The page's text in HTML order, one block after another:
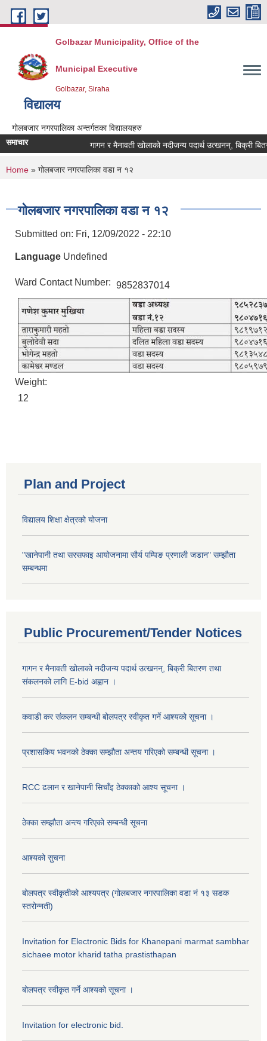
Skip to main content
Golbazar Municipality, Office of the
Municipal Executive
Golbazar, Siraha
विद्यालय
गोलबजार नगरपालिका अन्तर्गतका विद्यालयहरु
समाचार
गागन र मैनावती खोलाको नदीजन्य पदार्थ उत्खनन्, बिक्री
You are here
Home » गोलबजार नगरपालिका वडा न १२
गोलबजार नगरपालिका वडा न १२
Submitted on: Fri, 12/09/2022 - 22:10
Language Undefined
Ward Contact Number: 9852837014
Weight:
12
Plan and Project
विद्यालय शिक्षा क्षेत्रको योजना
"खानेपानी तथा सरसफाइ आयोजनामा सौर्य पम्पिङ प्रणाली जडान" सम्झौता
सम्बन्धमा
Public Procurement/Tender Notices
गागन र मैनावती खोलाको नदीजन्य पदार्थ उत्खनन्, बिक्री बितरण तथा
संकलनको लागि E-bid अह्वान ।
कवाडी कर संकलन सम्बन्धी बोलपत्र स्वीकृत गर्ने आश्यको सूचना ।
प्रशासकिय भवनको ठेक्का सम्झौता अन्तय गरिएको सम्बन्धी सूचना ।
RCC ढलान र खानेपानी सिचाँइ ठेक्काको आश्य सूचना ।
ठेक्का सम्झौता अन्त्य गरिएको सम्बन्धी सूचना
आश्यको सुचना
बोलपत्र स्वीकृतीको आश्यपत्र (गोलबजार नगरपालिका वडा नं १३ सडक
स्तरोन्नती)
Invitation for Electronic Bids for Khanepani marmat sambhar
sichaee motor kharid tatha prastisthapan
बोलपत्र स्वीकृत गर्ने आश्यको सूचना ।
Invitation for electronic bid.